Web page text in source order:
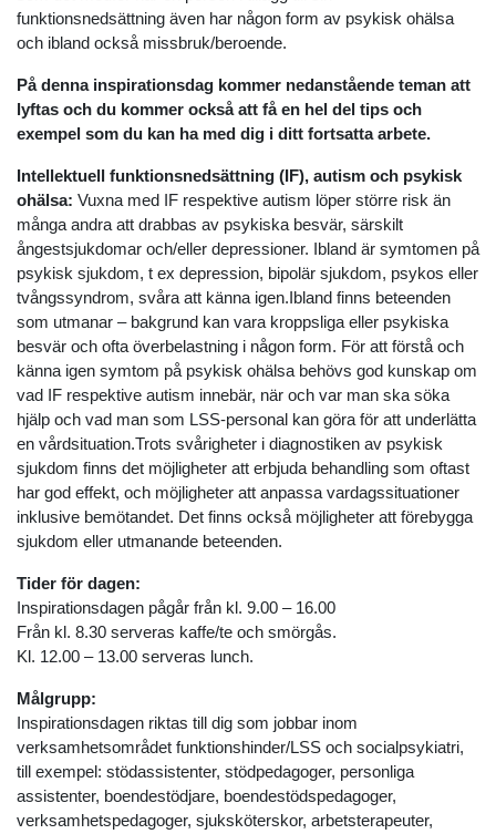
funktionsnedsättning även har någon form av psykisk ohälsa
och ibland också missbruk/beroende.
På denna inspirationsdag kommer nedanstående teman att
lyftas och du kommer också att få en hel del tips och
exempel som du kan ha med dig i ditt fortsatta arbete.
Intellektuell funktionsnedsättning (IF), autism och psykisk
ohälsa: Vuxna med IF respektive autism löper större risk än
många andra att drabbas av psykiska besvär, särskilt
ångestsjukdomar och/eller depressioner. Ibland är symtomen på
psykisk sjukdom, t ex depression, bipolär sjukdom, psykos eller
tvångssyndrom, svåra att känna igen.Ibland finns beteenden
som utmanar – bakgrund kan vara kroppsliga eller psykiska
besvär och ofta överbelastning i någon form. För att förstå och
känna igen symtom på psykisk ohälsa behövs god kunskap om
vad IF respektive autism innebär, när och var man ska söka
hjälp och vad man som LSS-personal kan göra för att underlätta
en vårdsituation.Trots svårigheter i diagnostiken av psykisk
sjukdom finns det möjligheter att erbjuda behandling som oftast
har god effekt, och möjligheter att anpassa vardagssituationer
inklusive bemötandet. Det finns också möjligheter att förebygga
sjukdom eller utmanande beteenden.
Tider för dagen:
Inspirationsdagen pågår från kl. 9.00 – 16.00
Från kl. 8.30 serveras kaffe/te och smörgås.
Kl. 12.00 – 13.00 serveras lunch.
Målgrupp:
Inspirationsdagen riktas till dig som jobbar inom
verksamhetsområdet funktionshinder/LSS och socialpsykiatri,
till exempel: stödassistenter, stödpedagoger, personliga
assistenter, boendestödjare, boendestödspedagoger,
verksamhetspedagoger, sjuksköterskor, arbetsterapeuter,